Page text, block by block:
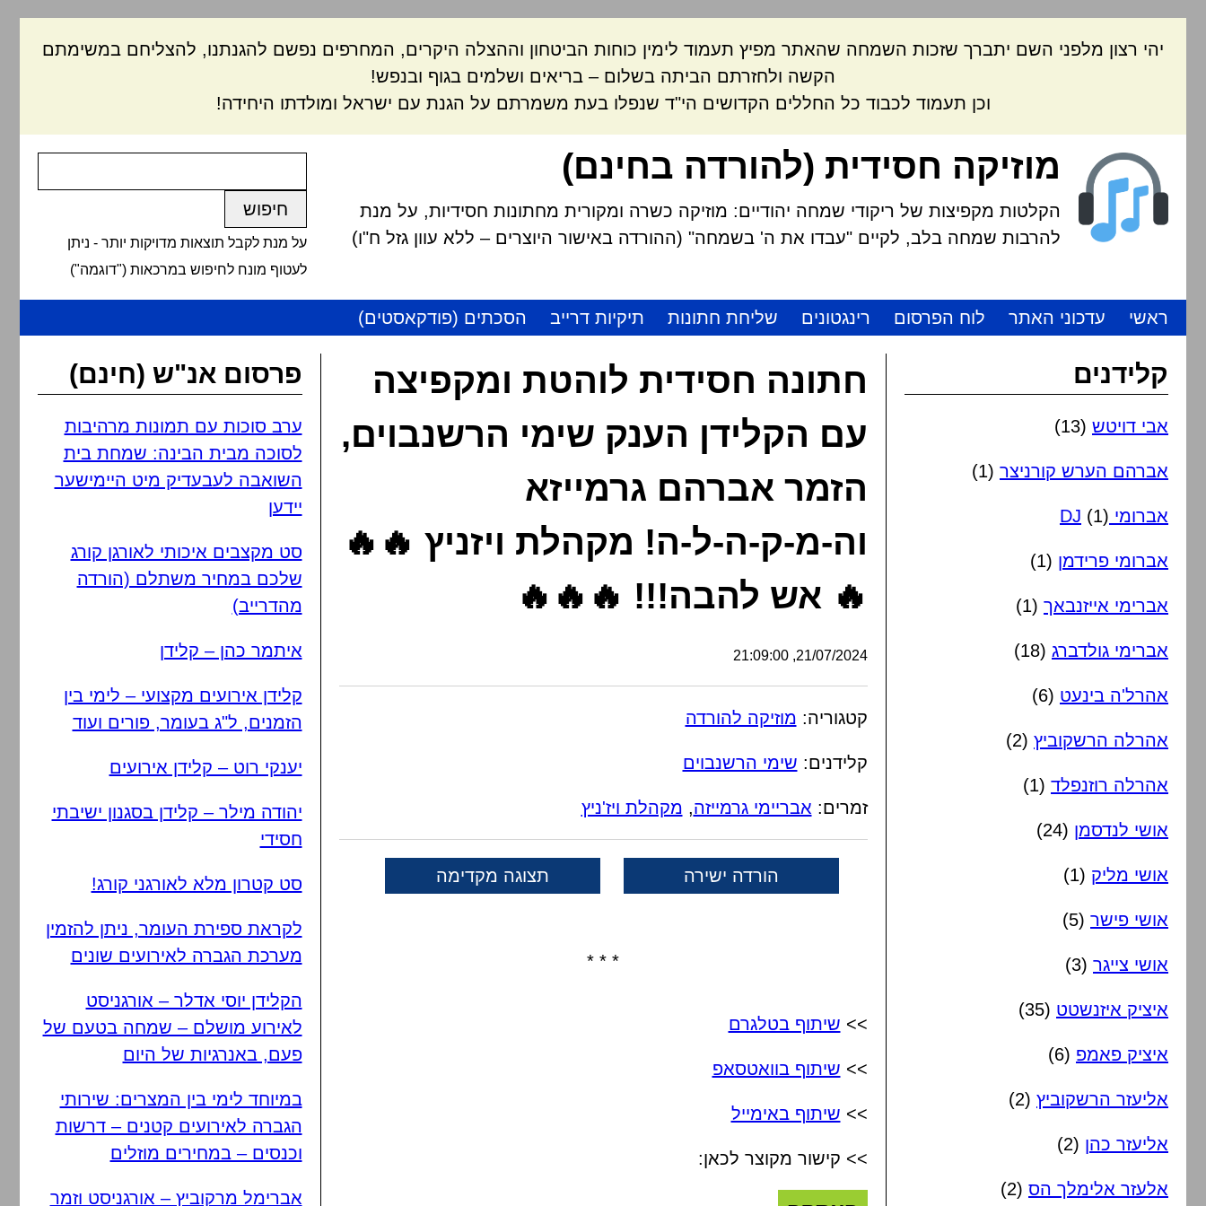
יהי רצון מלפני השם יתברך שזכות השמחה שהאתר מפיץ תעמוד לימין כוחות הביטחון וההצלה היקרים, המחרפים נפשם להגנתנו, להצליחם במשימתם
הקשה ולחזרתם הביתה בשלום – בריאים ושלמים בגוף ובנפש!
וכן תעמוד לכבוד כל החללים הקדושים הי"ד שנפלו בעת משמרתם על הגנת עם ישראל ומולדתו היחידה!
מוזיקה חסידית (להורדה בחינם)
הקלטות מקפיצות של ריקודי שמחה יהודיים: מוזיקה כשרה ומקורית מחתונות חסידיות, על מנת
להרבות שמחה בלב, לקיים "עבדו את ה' בשמחה" (ההורדה באישור היוצרים – ללא עוון גזל ח"ו)
על מנת לקבל תוצאות מדויקות יותר - ניתן
לעטוף מונח לחיפוש במרכאות ("דוגמה")
ראשי עדכוני האתר לוח הפרסום רינגטונים שליחת חתונות תיקיות דרייב הסכתים (פודקאסטים)
חתונה חסידית לוהטת ומקפיצה
עם הקלידן הענק שימי הרשנבוים,
הזמר אברהם גרמייזא
וה-מ-ק-ה-ל-ה! מקהלת ויזניץ 🔥🔥
🔥 אש להבה!!! 🔥🔥🔥
21/07/2024, 21:09:00
קטגוריה: מוזיקה להורדה
קלידנים: שימי הרשנבוים
זמרים: אבריימי גרמייזה, מקהלת ויז'ניץ
הורדה ישירה תצוגה מקדימה
* * *
>> שיתוף בטלגרם
>> שיתוף בוואטסאפ
>> שיתוף באימייל
>> קישור מקוצר לכאן:
קלידנים
אבי דויטש (13)
אברהם הערש קורניצר (1)
אברומי DJ (1)
אברומי פרידמן (1)
אברימי אייזנבאך (1)
אברימי גולדברג (18)
אהרל'ה בינעט (6)
אהרלה הרשקוביץ (2)
אהרלה רוזנפלד (1)
אושי לנדסמן (24)
אושי מליק (1)
אושי פישר (5)
אושי צייגר (3)
איציק איזנשטט (35)
איציק פאמפ (6)
אליעזר הרשקוביץ (2)
אליעזר כהן (2)
אלעזר אלימלך הס (2)
פרסום אנ"ש (חינם)
ערב סוכות עם תמונות מרהיבות
לסוכה מבית הבינה: שמחת בית
השואבה לעבעדיק מיט היימישער
יידען
סט מקצבים איכותי לאורגן קורג
שלכם במחיר משתלם (הורדה
מהדרייב)
איתמר כהן – קלידן
קלידן אירועים מקצועי – לימי בין
הזמנים, ל"ג בעומר, פורים ועוד
יענקי רוט – קלידן אירועים
יהודה מילר – קלידן בסגנון ישיבתי
חסידי
סט קטרון מלא לאורגני קורג!
לקראת ספירת העומר, ניתן להזמין
מערכת הגברה לאירועים שונים
הקלידן יוסי אדלר – אורגניסט
לאירוע מושלם – שמחה בטעם של
פעם, באנרגיות של היום
במיוחד לימי בין המצרים: שירותי
הגברה לאירועים קטנים – דרשות
וכנסים – במחירים מוזלים
אברימל מרקוביץ – אורגניסט וזמר